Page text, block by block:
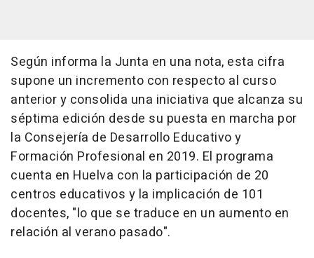
Según informa la Junta en una nota, esta cifra
supone un incremento con respecto al curso
anterior y consolida una iniciativa que alcanza su
séptima edición desde su puesta en marcha por
la Consejería de Desarrollo Educativo y
Formación Profesional en 2019. El programa
cuenta en Huelva con la participación de 20
centros educativos y la implicación de 101
docentes, "lo que se traduce en un aumento en
relación al verano pasado".